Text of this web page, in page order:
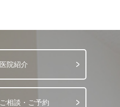
医院紹介
ご相談・ご予約